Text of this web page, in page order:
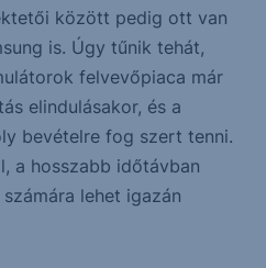
között pedig ott van
is. Úgy tűnik tehát,
felvevőpiaca már
elindulásakor, és a
bevételre fog szert tenni.
a hosszabb időtávban
lehet igazán